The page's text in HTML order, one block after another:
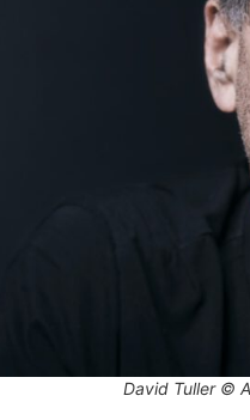
David Tuller ©